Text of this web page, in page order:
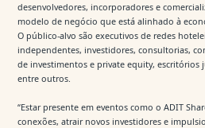
desenvolvedores, incorporadores e
modelo de negócio que está alinhado à
O público-alvo são executivos de redes
independentes, investidores, consultorias,
de investimentos e private equity, escritórios
entre outros.
“Estar presente em eventos como o ADIT
conexões, atrair novos investidores e